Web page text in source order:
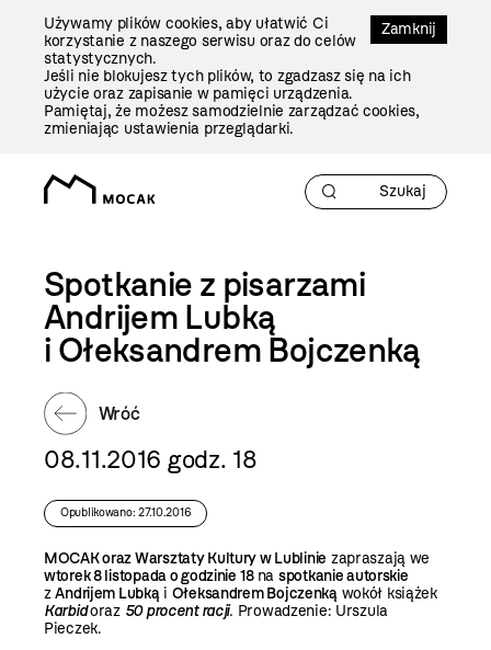
Zamknij
Używamy plików cookies, aby ułatwić Ci
korzystanie z naszego serwisu oraz do celów
statystycznych.
Jeśli nie blokujesz tych plików, to zgadzasz się na ich
użycie oraz zapisanie w pamięci urządzenia.
Pamiętaj, że możesz samodzielnie zarządzać cookies,
zmieniając ustawienia przeglądarki.
Spotkanie z pisarzami
Andrijem Lubką
i Ołeksandrem Bojczenką
Wróć
08.11.2016 godz. 18
Opublikowano: 27.10.2016
MOCAK oraz Warsztaty Kultury w Lublinie zapraszają we
wtorek 8 listopada o godzinie 18 na spotkanie autorskie
zAndrijem Lubkąi Ołeksandrem Bojczenkąwokół książek
Karbidoraz 50 procent racji. Prowadzenie: Urszula
Pieczek.